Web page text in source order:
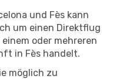
und Fès kann
um einen Direktflug
oder mehreren
in Fès handelt.
möglich zu